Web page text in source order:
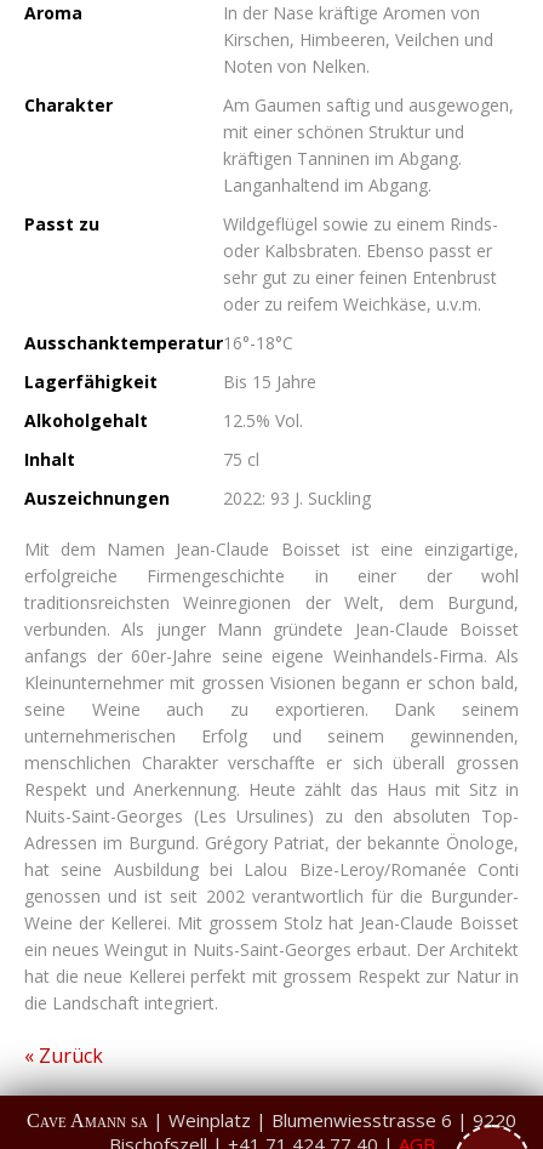
Aroma
In der Nase kräftige Aromen von
Kirschen, Himbeeren, Veilchen und
Noten von Nelken.
Charakter
Am Gaumen saftig und ausgewogen,
mit einer schönen Struktur und
kräftigen Tanninen im Abgang.
Langanhaltend im Abgang.
Passt zu
Wildgeflügel sowie zu einem Rinds-
oder Kalbsbraten. Ebenso passt er
sehr gut zu einer feinen Entenbrust
oder zu reifem Weichkäse, u.v.m.
Ausschanktemperatur16°-18°C
Lagerfähigkeit
Bis 15 Jahre
Alkoholgehalt
12.5% Vol.
Inhalt
75 cl
Auszeichnungen
2022: 93 J. Suckling
Mit dem Namen Jean-Claude Boisset ist eine einzigartige,
erfolgreiche Firmengeschichte in einer der wohl
traditionsreichsten Weinregionen der Welt, dem Burgund,
verbunden. Als junger Mann gründete Jean-Claude Boisset
anfangs der 60er-Jahre seine eigene Weinhandels-Firma. Als
Kleinunternehmer mit grossen Visionen begann er schon bald,
seine Weine auch zu exportieren. Dank seinem
unternehmerischen Erfolg und seinem gewinnenden,
menschlichen Charakter verschaffte er sich überall grossen
Respekt und Anerkennung. Heute zählt das Haus mit Sitz in
Nuits-Saint-Georges (Les Ursulines) zu den absoluten Top-
Adressen im Burgund. Grégory Patriat, der bekannte Önologe,
hat seine Ausbildung bei Lalou Bize-Leroy/Romanée Conti
genossen und ist seit 2002 verantwortlich für die Burgunder-
Weine der Kellerei. Mit grossem Stolz hat Jean-Claude Boisset
ein neues Weingut in Nuits-Saint-Georges erbaut. Der Architekt
hat die neue Kellerei perfekt mit grossem Respekt zur Natur in
die Landschaft integriert.
« Zurück
Cave Amann sa | Weinplatz | Blumenwiesstrasse 6 | 9220
Bischofszell | +41 71 424 77 40 | AGB